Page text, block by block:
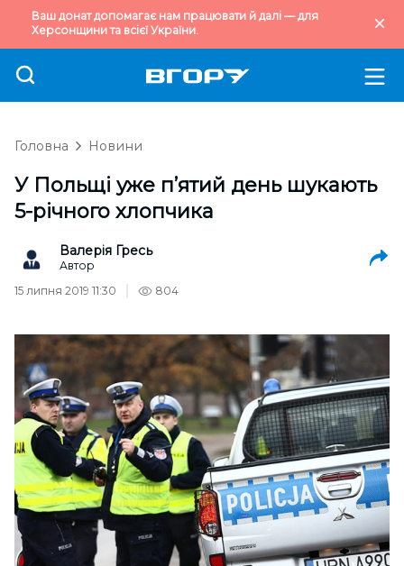
Ваш донат допомагає нам працювати й далі — для
Херсонщини та всієї України.
Головна Новини
У Польщі уже п’ятий день шукають
5-річного хлопчика
Валерія Гресь
Автор
15 липня 2019 11:30
804